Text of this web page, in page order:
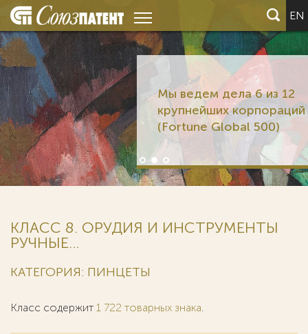
EN
Мы ведем дела 6 из 12
крупнейших корпораций мира
(Fortune Global 500)
КЛАСС 8. ОРУДИЯ И ИНСТРУМЕНТЫ
РУЧНЫЕ...
КАТЕГОРИЯ: ПИНЦЕТЫ
Класс содержит 1 722 товарных знака.